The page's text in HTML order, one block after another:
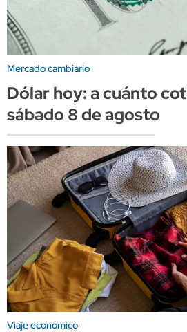
Mercado cambiario
Dólar hoy: a cuánto
sábado 8 de agosto
Viaje económico